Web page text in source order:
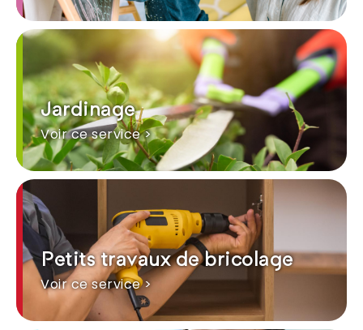
Jardinage
Voir ce service >
Petits travaux de bricolage
Voir ce service >